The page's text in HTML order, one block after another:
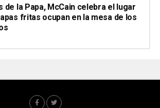
de la Papa, McCain celebra el lugar
fritas ocupan en la mesa de los